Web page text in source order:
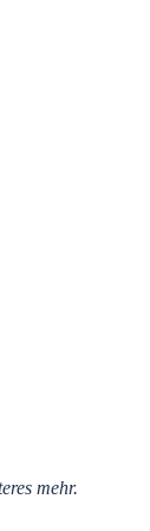
mehr.